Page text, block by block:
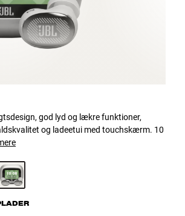
god lyd og lækre funktioner,
og ladeetui med touchskærm. 10